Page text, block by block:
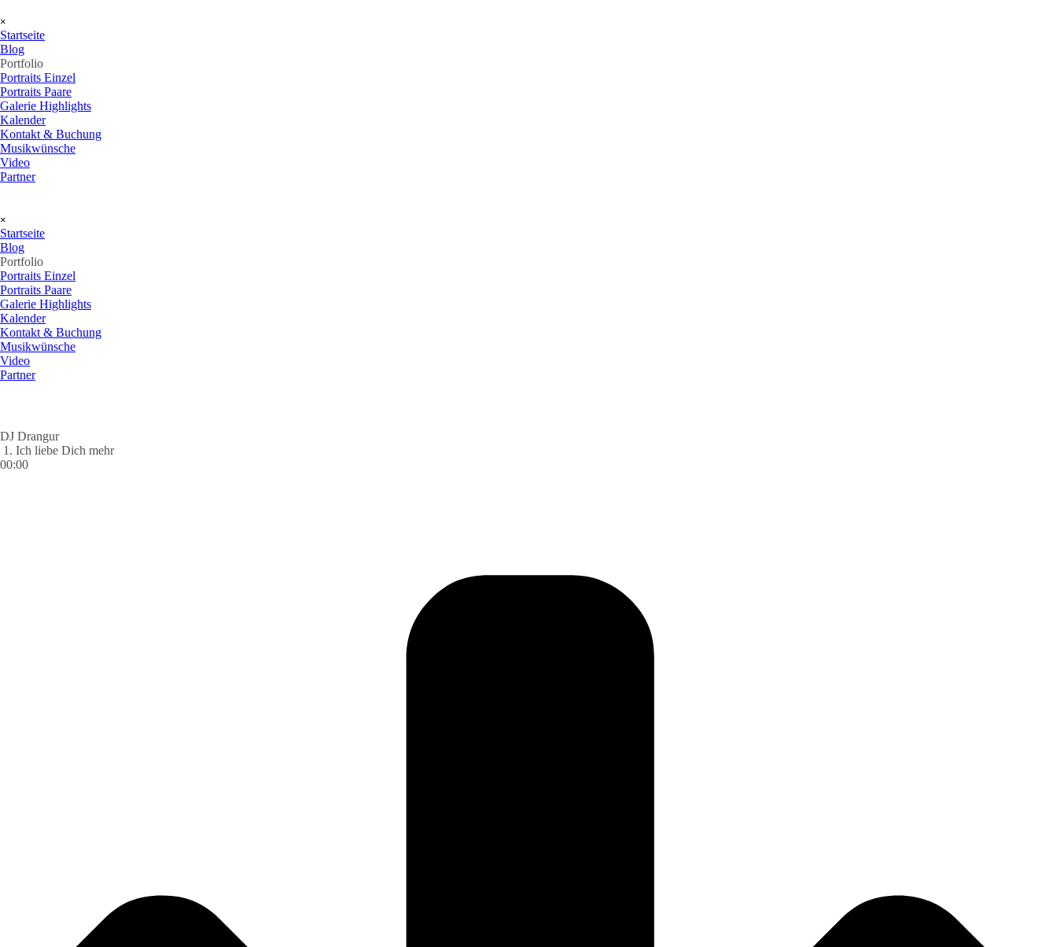
×
Startseite
Blog
Portfolio
Portraits Einzel
Portraits Paare
Galerie Highlights
Kalender
Kontakt & Buchung
Musikwünsche
Video
Partner
×
Startseite
Blog
Portfolio
Portraits Einzel
Portraits Paare
Galerie Highlights
Kalender
Kontakt & Buchung
Musikwünsche
Video
Partner
DJ Drangur
1. Ich liebe Dich mehr
00:00